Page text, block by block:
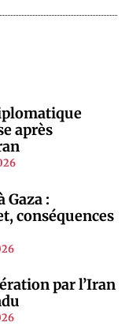
après
Gaza :
conséquences
par l’Iran